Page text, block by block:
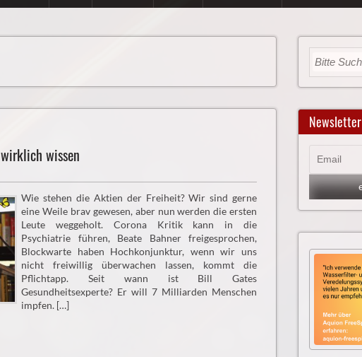
wissen
Wie stehen die Aktien der Freiheit? Wir sind gerne
eine Weile brav gewesen, aber nun werden die ersten
Leute weggeholt. Corona Kritik kann in die
Psychiatrie führen, Beate Bahner freigesprochen,
Blockwarte haben Hochkonjunktur, wenn wir uns
nicht freiwillig überwachen lassen, kommt die
Pflichtapp. Seit wann ist Bill Gates
Gesundheitsexperte? Er will 7 Milliarden Menschen
impfen. […]
Newsletter